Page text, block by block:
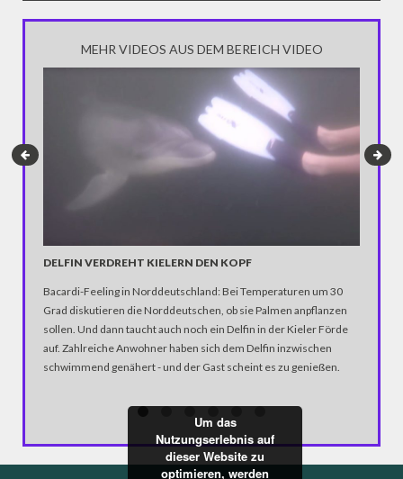
MEHR VIDEOS AUS DEM BEREICH VIDEO
DELFIN VERDREHT KIELERN DEN KOPF
Bacardi-Feeling in Norddeutschland: Bei Temperaturen um 30
Grad diskutieren die Norddeutschen, ob sie Palmen anpflanzen
sollen. Und dann taucht auch noch ein Delfin in der Kieler Förde
auf. Zahlreiche Anwohner haben sich dem Delfin inzwischen
schwimmend genähert - und der Gast scheint es zu genießen.
Um das
Nutzungserlebnis auf
dieser Website zu
optimieren, werden